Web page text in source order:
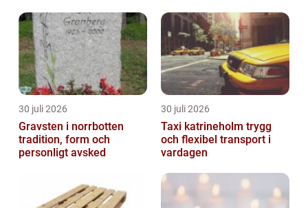
30 juli 2026
Gravsten i norrbotten
tradition, form och
personligt avsked
30 juli 2026
Taxi katrineholm trygg
och flexibel transport i
vardagen